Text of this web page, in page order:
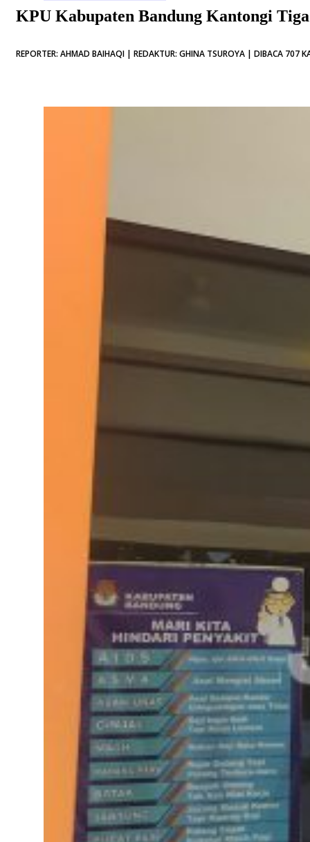
KPU Kabupaten Bandung Kantongi
REPORTER: AHMAD BAIHAQI | REDAKTUR: GHINA TSUROYA | DIBACA 707